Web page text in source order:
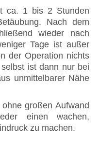
ca. 1 bis 2 Stunden
Nach dem
wieder nach
Tage ist außer
der Operation nichts
ist dann nur bei
unmittelbarer Nähe
großen Aufwand
einen wachen,
zu machen.